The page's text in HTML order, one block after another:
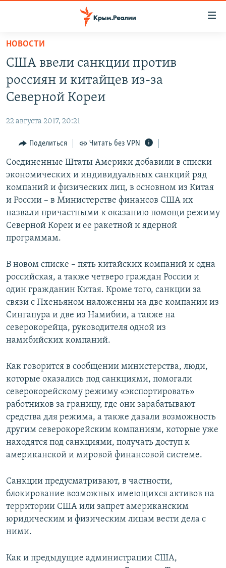
Вернуться
основному
содержанию
Вернутся
главной
навигации
Вернутся
поиску
11 ЛЕТ ОККУПАЦИИ КРЫМА. 11 ИСТОРИЙ СОПРОТИВЛЕНИЯ
ВОДА
ЕЩЕ
ИНТЕРАКТИВ
ИНФОГРАФИКА
ТЕЛЕПРОЕКТ КРЫМ.РЕАЛИИ
СОВЕТЫ ПРАВОЗАЩИТНИКОВ
ПРОПАВШИЕ БЕЗ ВЕСТИ
ПОБЕДИТЕЛЕЙ НЕ СУДЯТ?
ELIFBE
УКРАИНСКАЯ ПРОБЛЕМА КРЫМА
РАДІО СВОБОДА
КАК ОБОЙТИ БЛОКИРОВКУ
Українською
ПРИСОЕДИНЯЙТЕСЬ!
Все сайты RFE/RL
НОВОСТИ
США ввели санкции против
россиян и китайцев из-за
Северной Кореи
22 августа 2017, 20:21
Поделиться Читать без VPN
Соединенные Штаты Америки добавили в списки
экономических и индивидуальных санкций ряд
компаний и физических лиц, в основном из Китая
и России – в Министерстве финансов США их
назвали причастными к оказанию помощи режиму
Северной Кореи и ее ракетной и ядерной
программам.
В новом списке – пять китайских компаний и одна
российская, а также четверо граждан России и
один гражданин Китая. Кроме того, санкции за
связи с Пхеньяном наложенны на две компании из
Сингапура и две из Намибии, а также на
северокорейца, руководителя одной из
намибийских компаний.
Как говорится в сообщении министерства, люди,
которые оказались под санкциями, помогали
северокорейскому режиму «экспортировать»
работников за границу, где они зарабатывают
средства для режима, а также давали возможность
другим северокорейским компаниям, которые уже
находятся под санкциями, получать доступ к
американской и мировой финансовой системе.
Санкции предусматривают, в частности,
блокирование возможных имеющихся активов на
территории США или запрет американским
юридическим и физическим лицам вести дела с
ними.
Как и предыдущие администрации США,